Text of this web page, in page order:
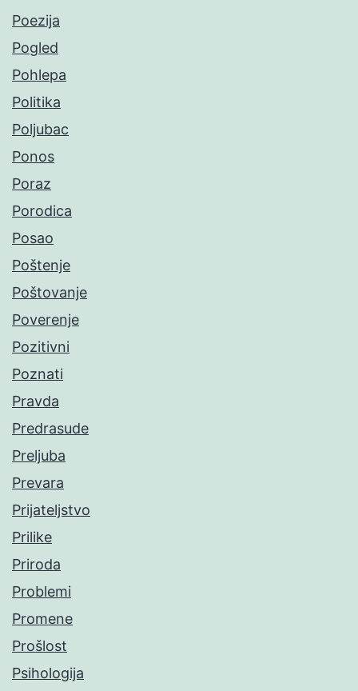
Poezija
Pogled
Pohlepa
Politika
Poljubac
Ponos
Poraz
Porodica
Posao
Poštenje
Poštovanje
Poverenje
Pozitivni
Poznati
Pravda
Predrasude
Preljuba
Prevara
Prijateljstvo
Prilike
Priroda
Problemi
Promene
Prošlost
Psihologija